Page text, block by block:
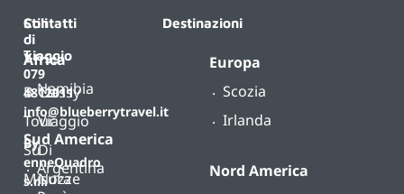
Contatti
T.
079
4812011
info@blueberrytravel.it
By
enneQuadro
s.r.l.
Destinazioni
Africa
Namibia
Sud America
Argentina
Europa
Scozia
Irlanda
Nord America
Stili
di
viaggio
B-
Tour
Su
Misura
Classy
Viaggio
Di
Nozze